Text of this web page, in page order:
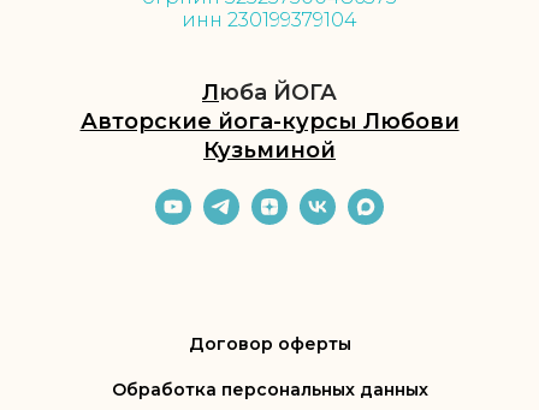
инн 230199379104
Люба ЙОГА
Авторские йога-курсы Любови
Кузьминой
Договор оферты
Обработка персональных данных